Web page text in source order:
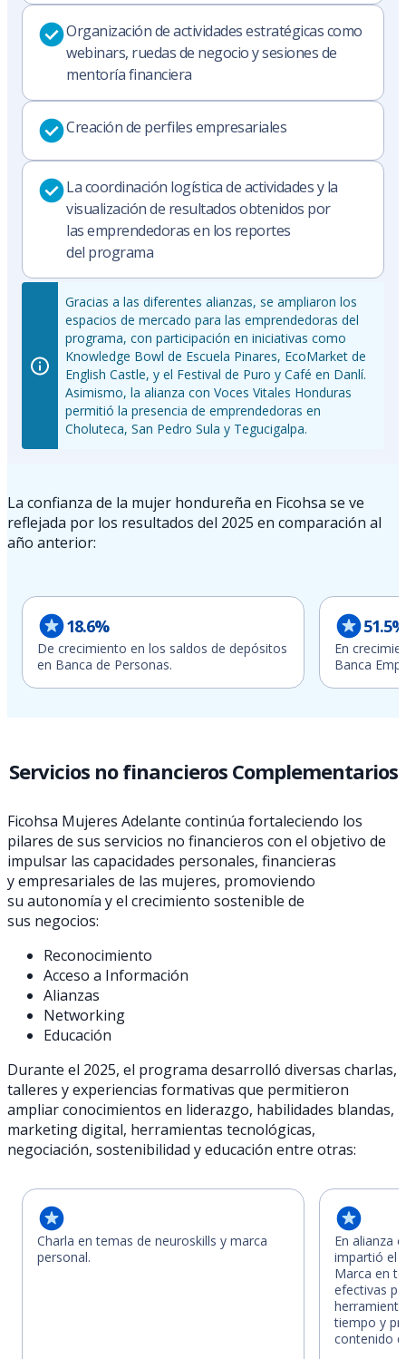
Organización de actividades estratégicas como
webinars, ruedas de negocio y sesiones de
mentoría financiera
Creación de perfiles empresariales
La coordinación logística de actividades y la
visualización de resultados obtenidos por
las emprendedoras en los reportes
del programa
Gracias a las diferentes alianzas, se ampliaron los
espacios de mercado para las emprendedoras del
programa, con participación en iniciativas como
Knowledge Bowl de Escuela Pinares, EcoMarket de
English Castle, y el Festival de Puro y Café en Danlí.
Asimismo, la alianza con Voces Vitales Honduras
permitió la presencia de emprendedoras en
Choluteca, San Pedro Sula y Tegucigalpa.
La confianza de la mujer hondureña en Ficohsa se ve
reflejada por los resultados del 2025 en comparación al
año anterior:
18.6%
De crecimiento en los saldos de depósitos
en Banca de Personas.
51.5%
En
Banca
Servicios no financieros Complementarios
Ficohsa Mujeres Adelante continúa fortaleciendo los
pilares de sus servicios no financieros con el objetivo de
impulsar las capacidades personales, financieras
y empresariales de las mujeres, promoviendo
su autonomía y el crecimiento sostenible de
sus negocios:
Reconocimiento
Acceso a Información
Alianzas
Networking
Educación
Durante el 2025, el programa desarrolló diversas charlas,
talleres y experiencias formativas que permitieron
ampliar conocimientos en liderazgo, habilidades blandas,
marketing digital, herramientas tecnológicas,
negociación, sostenibilidad y educación entre otras:
Charla en temas de neuroskills y marca
personal.
En alianza
impartió el
Marca en
efectivas
tiempo y
contenido